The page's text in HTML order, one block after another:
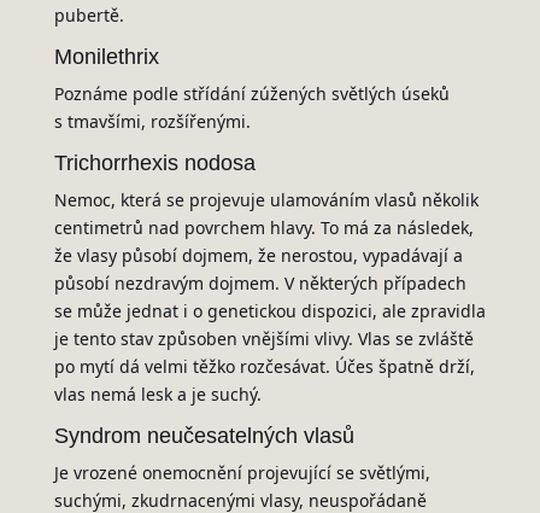
pubertě.
Monilethrix
Poznáme podle střídání zúžených světlých úseků
s tmavšími, rozšířenými.
Trichorrhexis nodosa
Nemoc, která se projevuje ulamováním vlasů několik
centimetrů nad povrchem hlavy. To má za následek,
že vlasy působí dojmem, že nerostou, vypadávají a
působí nezdravým dojmem. V některých případech
se může jednat i o genetickou dispozici, ale zpravidla
je tento stav způsoben vnějšími vlivy. Vlas se zvláště
po mytí dá velmi těžko rozčesávat. Účes špatně drží,
vlas nemá lesk a je suchý.
Syndrom neučesatelných vlasů
Je vrozené onemocnění projevující se světlými,
suchými, zkudrnacenými vlasy, neuspořádaně